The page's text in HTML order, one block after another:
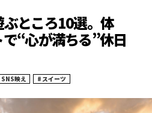
ところ10選。体
“心が満ちる”休日
SNS映え スイーツ